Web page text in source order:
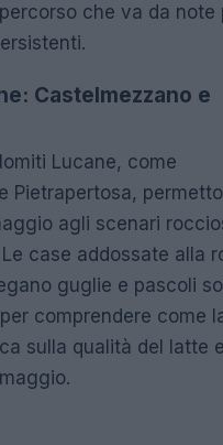
che va da note
Castelmezzano e
Lucane, come
Pietrapertosa,
agli scenari
case addossate alla
guglie e pascoli
comprendere come
sulla qualità del latte